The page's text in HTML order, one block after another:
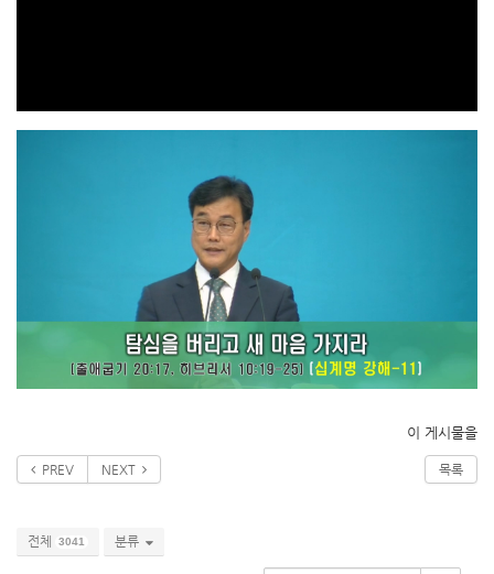
이 게시물을
PREV NEXT 목록
전체 3041 분류